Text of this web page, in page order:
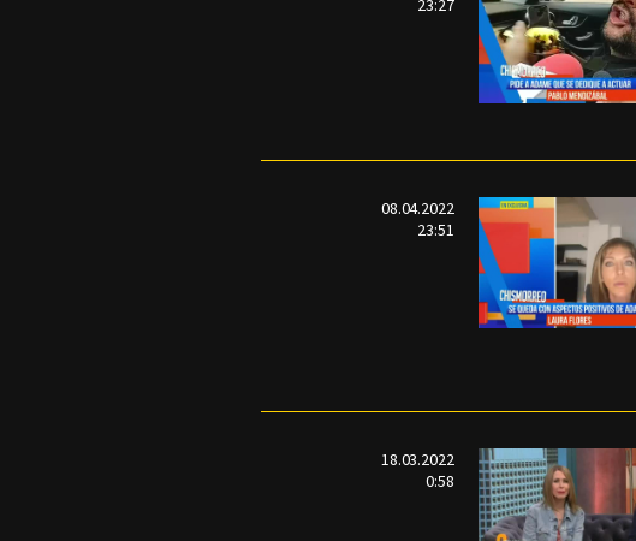
23:27
08.04.2022
23:51
18.03.2022
0:58